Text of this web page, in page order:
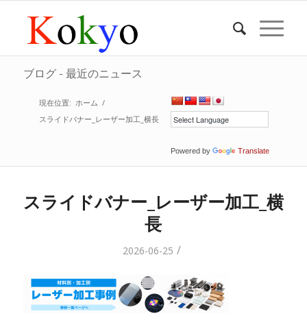
ブログ - 最近のニュース
Powered by Translate
現在位置: ホーム /
スライドバナー_レーザー加工_横長
スライドバナー_レーザー加工_横
長
2026-06-25 /